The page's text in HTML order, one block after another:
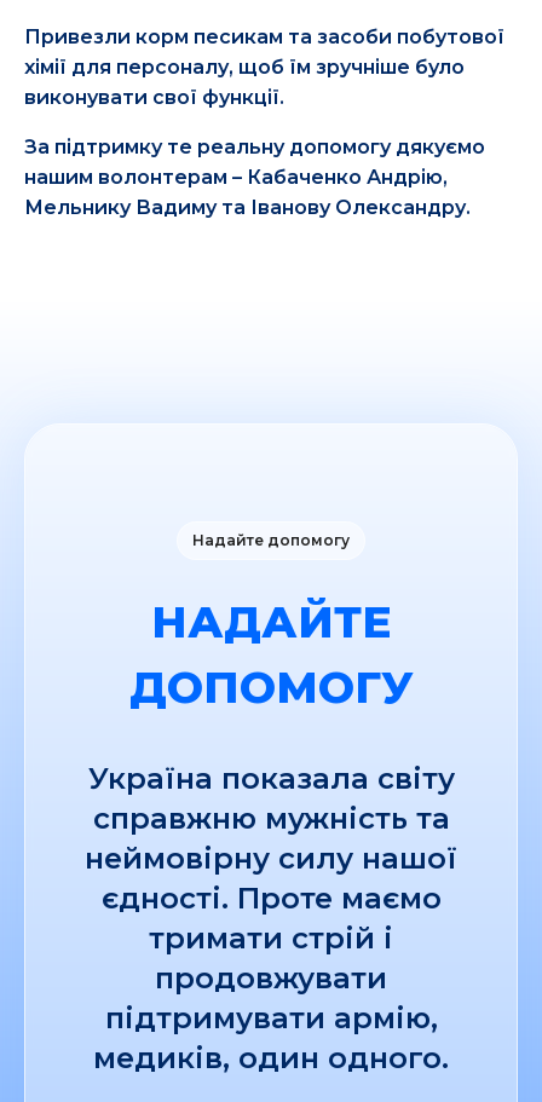
Привезли корм песикам та засоби побутової
хімії для персоналу, щоб їм зручніше було
виконувати свої функції.
За підтримку те реальну допомогу дякуємо
нашим волонтерам – Кабаченко Андрію,
Мельнику Вадиму та Іванову Олександру.
Надайте допомогу
НАДАЙТЕ
ДОПОМОГУ
Україна показала світу
справжню мужність та
неймовірну силу нашої
єдності. Проте маємо
тримати стрій і
продовжувати
підтримувати армію,
медиків, один одного.